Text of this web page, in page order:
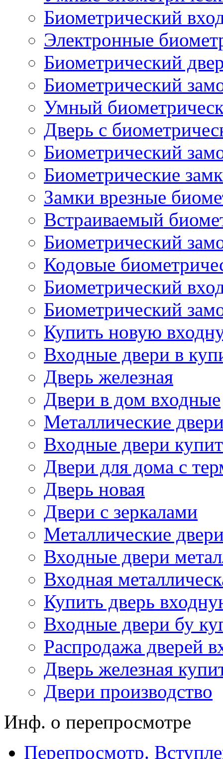
Биометрический
Электронные
Биометрический
Биометрический
Умный
Дверь с
Биометрический
Биометрические
Замки врезные
Встраиваемый
Биометрический
Кодовые
Биометрический
Биометрический
Купить новую
Входные двери в
Дверь железная
Двери в дом входные
Металлические
Входные двери
Двери для дома с
Дверь новая
Двери с зеркалами
Металлические
Входные двери
Входная
Купить дверь
Входные двери бу
Распродажа дверей
Дверь железная
Двери производство
Инф. о перепросмотре
Перепросмотр.